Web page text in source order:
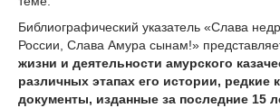
Библиографический указатель «Слава
России, Слава Амура сынам!»
жизни и деятельности амурского
различных этапах его истории, редкие
документы, изданные за последние 15